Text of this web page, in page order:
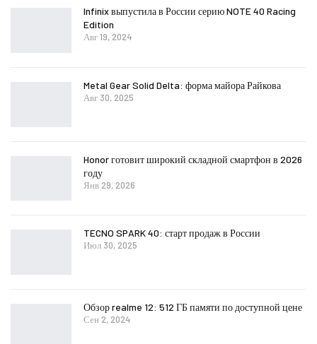
Infinix выпустила в России серию NOTE 40 Racing
Edition
Авг 19, 2024
Metal Gear Solid Delta: форма майора Райкова
Авг 30, 2025
Honor готовит широкий складной смартфон в 2026
году
Янв 29, 2026
TECNO SPARK 40: старт продаж в России
Июл 30, 2025
Обзор realme 12: 512 ГБ памяти по доступной цене
Сен 2, 2024